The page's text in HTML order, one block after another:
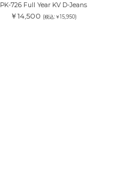
PK-726 Full Year KV D-Jeans
￥14,500 (税込:￥15,950)